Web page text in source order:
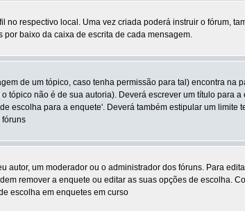
respectivo local. Uma vez criada poderá instruir o fórum,
baixo da caixa de escrita de cada mensagem.
de um tópico, caso tenha permissão para tal) encontra
não é de sua autoria). Deverá escrever um título
escolha para a enquete'. Deverá também estipular um
fóruns
um moderador ou o administrador dos fóruns. Para
remover a enquete ou editar as suas opções de escolha.
escolha em enquetes em curso